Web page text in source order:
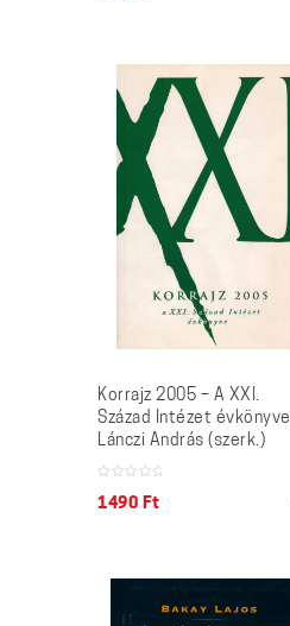
Korrajz 2005 – A XXI.
Század Intézet évkönyve
Lánczi András (szerk.)
1490 Ft